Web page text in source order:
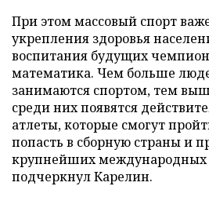
При этом массовый спорт
укрепления здоровья
воспитания будущих
математика. Чем больше
занимаются спортом, тем
среди них появятся
атлеты, которые смогут
попасть в сборную страны и
крупнейших международных
подчеркнул Карелин.